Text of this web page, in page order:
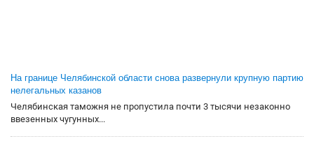
На границе Челябинской области снова развернули крупную партию
нелегальных казанов
Челябинская таможня не пропустила почти 3 тысячи незаконно
ввезенных чугунных...